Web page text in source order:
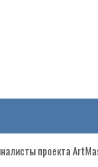
проекта